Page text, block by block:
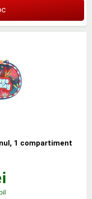
1 compartiment